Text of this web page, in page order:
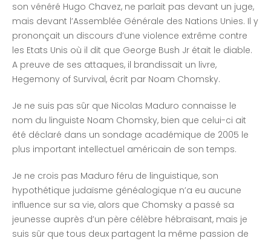
son vénéré Hugo Chavez, ne parlait pas devant un juge,
mais devant l’Assemblée Générale des Nations Unies. Il y
prononçait un discours d’une violence extrême contre
les Etats Unis où il dit que George Bush Jr était le diable.
A preuve de ses attaques, il brandissait un livre,
Hegemony of Survival, écrit par Noam Chomsky.
Je ne suis pas sûr que Nicolas Maduro connaisse le
nom du linguiste Noam Chomsky, bien que celui-ci ait
été déclaré dans un sondage académique de 2005 le
plus important intellectuel américain de son temps.
Je ne crois pas Maduro féru de linguistique, son
hypothétique judaïsme généalogique n’a eu aucune
influence sur sa vie, alors que Chomsky a passé sa
jeunesse auprès d’un père célèbre hébraïsant, mais je
suis sûr que tous deux partagent la même passion de